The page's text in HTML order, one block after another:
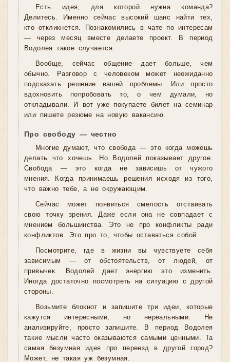
Есть идея, для которой нужна команда?
Делитесь. Именно сейчас высокий шанс найти тех,
кто откликнется. Познакомились в чате по интересам
— через месяц вместе делаете проект. В период
Водолея такое случается.
Вообще, сейчас общение дает больше, чем
обычно. Разговор с человеком может неожиданно
подсказать решение вашей проблемы. Или просто
вдохновить попробовать то, о чем думали, но
откладывали. И вот уже покупаете билет на семинар
или пишете резюме на новую вакансию.
Про свободу — честно
Многие думают, что свобода — это когда можешь
делать что хочешь. Но Водолей показывает другое.
Свобода — это когда не зависишь от чужого
мнения. Когда принимаешь решения исходя из того,
что важно тебе, а не окружающим.
Сейчас может появиться смелость отстаивать
свою точку зрения. Даже если она не совпадает с
мнением большинства. Это не про конфликты ради
конфликтов. Это про то, чтобы оставаться собой.
Посмотрите, где в жизни вы чувствуете себя
зависимым — от обстоятельств, от людей, от
привычек. Водолей дает энергию это изменить.
Иногда достаточно посмотреть на ситуацию с другой
стороны.
Возьмите блокнот и запишите три идеи, которые
кажутся интересными, но нереальными. Не
анализируйте, просто запишите. В период Водолея
такие мысли часто оказываются самыми ценными. Та
самая безумная идея про переезд в другой город?
Может, не такая уж безумная.